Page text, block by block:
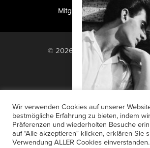
Thomas Höpker
History
PF
Mitglied der TIPA
© 2026 PF Publishing GmbH.
reserved.
Nach oben
Anzeigensuche
Shop
Widerrufsbelehrung
AGB
Newsletter-
Wir verwenden Cookies auf unserer
bestmögliche Erfahrung zu bieten, indem
Präferenzen und wiederholten Besuche
auf "Alle akzeptieren" klicken, erklären Sie
Verwendung ALLER Cookies